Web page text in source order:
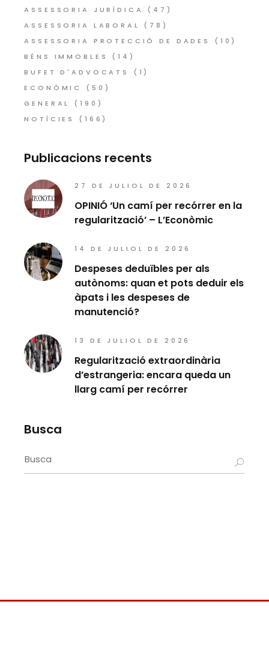
ASSESSORIA JURÍDICA
(47)
ASSESSORIA LABORAL
(78)
ASSESSORIA PROTECCIÓ DE DADES
(10)
BÉNS IMMOBLES
(14)
BUFET D'ADVOCATS
(1)
ECONÒMIC
(50)
GENERAL
(190)
NOTÍCIES
(166)
Publicacions recents
27 DE JULIOL DE 2026
OPINIÓ ‘Un camí per recórrer en la
regularització’ – L’Econòmic
14 DE JULIOL DE 2026
Despeses deduïbles per als
autònoms: quan et pots deduir els
àpats i les despeses de
manutenció?
13 DE JULIOL DE 2026
Regularització extraordinària
d’estrangeria: encara queda un
llarg camí per recórrer
Busca
Search
for: